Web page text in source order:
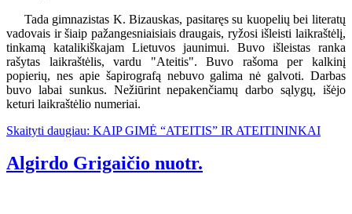
Tada gimnazistas K. Bizauskas, pasitaręs su kuopelių bei literatų
vadovais ir šiaip pažangesniaisiais draugais, ryžosi išleisti laikraštėlį,
tinkamą katalikiškajam Lietuvos jaunimui. Buvo išleistas ranka
rašytas laikraštėlis, vardu "Ateitis". Buvo rašoma per kalkinį
popierių, nes apie šapirografą nebuvo galima nė galvoti. Darbas
buvo labai sunkus. Nežiūrint nepakenčiamų darbo sąlygų, išėjo
keturi laikraštėlio numeriai.
Skaityti daugiau: KAIP GIMĖ “ATEITIS” IR ATEITININKAI
Algirdo Grigaičio nuotr.